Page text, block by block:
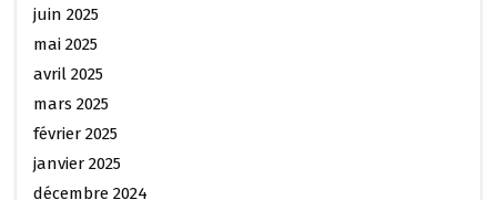
juin 2025
mai 2025
avril 2025
mars 2025
février 2025
janvier 2025
décembre 2024